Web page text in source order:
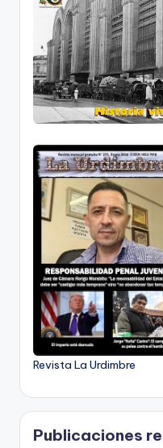
Revista La Urdimbre
Publicaciones